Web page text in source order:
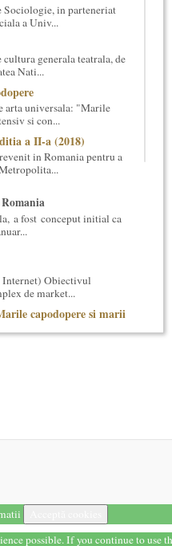
Sociologie, in parteneriat
a Univ...
generala teatrala, de
Nati...
arta universala: "Marile
si con...
a II-a (2018)
in Romania pentru a
a fost conceput initial ca
Obiectivul
de market...
capodopere si marii
cultura generala
N...
Filosofie Generala, de nivel
possible. If you continue to